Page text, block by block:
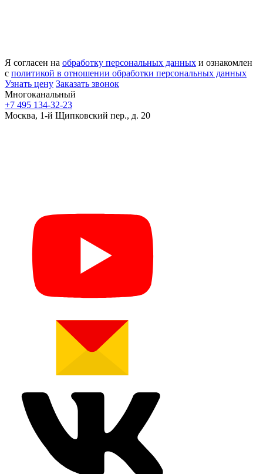
Я согласен на обработку персональных данных и ознакомлен
с политикой в отношении обработки персональных данных
Узнать цену Заказать звонок
Многоканальный
+7 495 134-32-23
Москва, 1-й Щипковский пер., д. 20